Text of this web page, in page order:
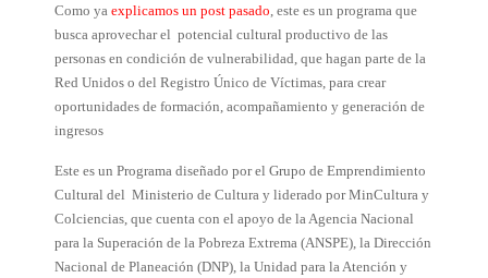
Como ya explicamos un post pasado , este es un programa que
busca aprovechar el  potencial cultural productivo de las
personas en condición de vulnerabilidad, que hagan parte de la
Red Unidos o del Registro Único de Víctimas, para crear
oportunidades de formación, acompañamiento y generación de
ingresos
Este es un Programa diseñado por el Grupo de Emprendimiento
Cultural del  Ministerio de Cultura y liderado por MinCultura y
Colciencias, que cuenta con el apoyo de la Agencia Nacional
para la Superación de la Pobreza Extrema (ANSPE), la Dirección
Nacional de Planeación (DNP), la Unidad para la Atención y